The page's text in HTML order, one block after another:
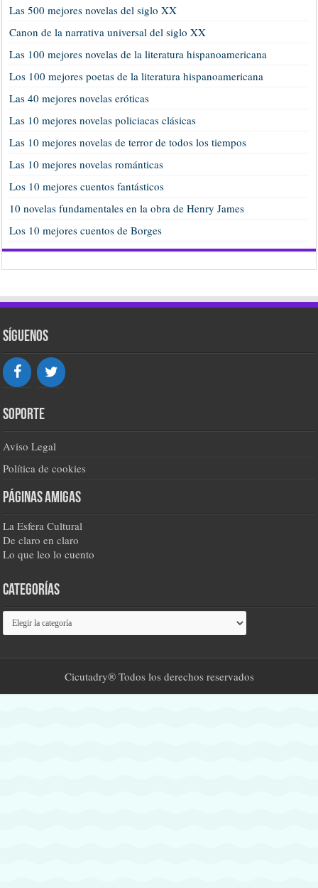
Las 500 mejores novelas del siglo XX
Canon de la narrativa universal del siglo XX
Las 100 mejores novelas de la literatura hispanoamericana
Los 100 mejores poetas de la literatura hispanoamericana
Las 40 mejores novelas eróticas
Las 10 mejores novelas policiacas clásicas
Las 10 mejores novelas de terror de todos los tiempos
Las 10 mejores novelas románticas
Los 10 mejores cuentos fantásticos
10 novelas fundamentales en la obra de Henry James
Los 10 mejores cuentos de Borges
Síguenos
Soporte
Aviso Legal
Política de cookies
Páginas amigas
La Esfera Cultural
De claro en claro
Lo que leo lo cuento
Categorías
Categorías
Cicutadry® Todos los derechos reservados